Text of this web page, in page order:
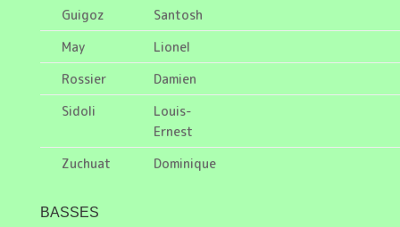
Guigoz
Santosh
May
Lionel
Rossier
Damien
Sidoli
Louis-
Ernest
Zuchuat
Dominique
BASSES